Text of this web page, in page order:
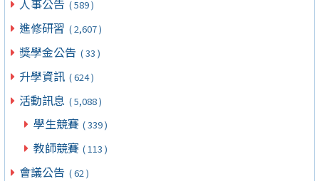
人事公告 ( 589 )
進修研習 ( 2,607 )
獎學金公告 ( 33 )
升學資訊 ( 624 )
活動訊息 ( 5,088 )
學生競賽 ( 339 )
教師競賽 ( 113 )
會議公告 ( 62 )